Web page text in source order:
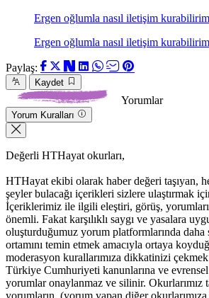
Ergen oğlumla nasıl iletişim
Ergen oğlumla nasıl iletişim
Paylaş:
Kaydet
Yorumlar
Yorum Kuralları
Değerli HTHayat okurları,
HTHayat ekibi olarak haber değeri taşıyan,
şeyler bulacağı içerikleri sizlere ulaştırmak
İçeriklerimiz ile ilgili eleştiri, görüş,
önemli. Fakat karşılıklı saygı ve yasalara
oluşturduğumuz yorum platformlarında daha
ortamını temin etmek amacıyla ortaya
moderasyon kurallarımıza dikkatinizi
Türkiye Cumhuriyeti kanunlarına ve evrensel
yorumlar onaylanmaz ve silinir. Okurlarımız
yorumların, (yorum yapan diğer